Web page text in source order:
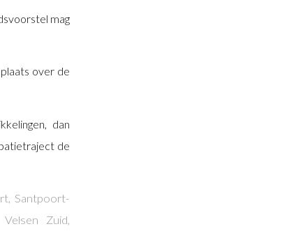
mag
over de
dan
de
, Santpoort-
Velsen Zuid,